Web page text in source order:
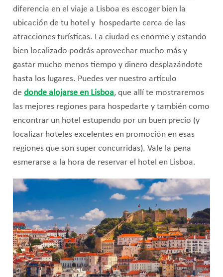
diferencia en el viaje a Lisboa es escoger bien la
ubicación de tu hotel y hospedarte cerca de las
atracciones turísticas. La ciudad es enorme y estando
bien localizado podrás aprovechar mucho más y
gastar mucho menos tiempo y dinero desplazándote
hasta los lugares. Puedes ver nuestro artículo
de donde alojarse en Lisboa, que allí te mostraremos
las mejores regiones para hospedarte y también como
encontrar un hotel estupendo por un buen precio (y
localizar hoteles excelentes en promoción en esas
regiones que son super concurridas). Vale la pena
esmerarse a la hora de reservar el hotel en Lisboa.